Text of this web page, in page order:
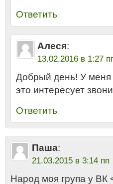
Ответить
Алеся:
13.02.2016 в 1:27
Добрый день! У меня
это интересует
Ответить
Паша:
21.03.2015 в 3:14 пп
Народ моя група у ВК